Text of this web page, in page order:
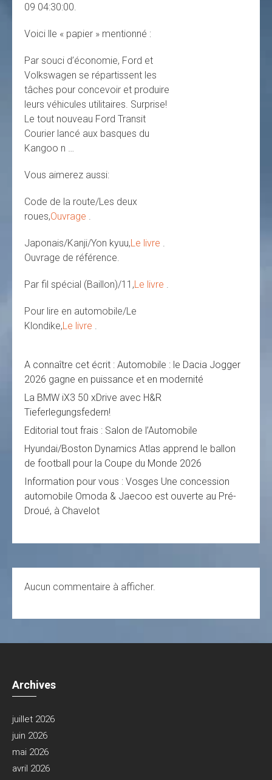
09 04:30:00.
Voici lle « papier » mentionné :
Par souci d’économie, Ford et
Volkswagen se répartissent les
tâches pour concevoir et produire
leurs véhicules utilitaires. Surprise!
Le tout nouveau Ford Transit
Courier lancé aux basques du
Kangoo n …
Vous aimerez aussi:
Code de la route/Les deux
roues,Ouvrage .
Japonais/Kanji/Yon kyuu,Le livre .
Ouvrage de référence.
Par fil spécial (Baillon)/11,Le livre .
Pour lire en automobile/Le
Klondike,Le livre .
A connaître cet écrit : Automobile : le Dacia Jogger
2026 gagne en puissance et en modernité
La BMW iX3 50 xDrive avec H&R
Tieferlegungsfedern!
Editorial tout frais : Salon de l’Automobile
Hyundai/Boston Dynamics Atlas apprend le ballon
de football pour la Coupe du Monde 2026
Information pour vous : Vosges Une concession
automobile Omoda & Jaecoo est ouverte au Pré-
Droué, à Chavelot
Aucun commentaire à afficher.
Archives
juillet 2026
juin 2026
mai 2026
avril 2026